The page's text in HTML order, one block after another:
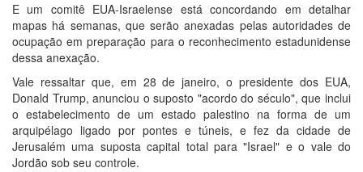
E um comitê EUA-Israelense está concordando em detalhar
mapas há semanas, que serão anexadas pelas autoridades de
ocupação em preparação para o reconhecimento estadunidense
dessa anexação.
Vale ressaltar que, em 28 de janeiro, o presidente dos EUA,
Donald Trump, anunciou o suposto "acordo do século", que inclui
o estabelecimento de um estado palestino na forma de um
arquipélago ligado por pontes e túneis, e fez da cidade de
Jerusalém uma suposta capital total para "Israel" e o vale do
Jordão sob seu controle.